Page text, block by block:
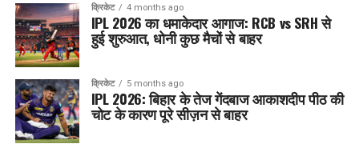
क्रिकेट 4 months ago
IPL 2026 का धमाकेदार आगाज: RCB vs SRH से
हुई शुरुआत, धोनी कुछ मैचों से बाहर
क्रिकेट 5 months ago
IPL 2026: बिहार के तेज गेंदबाज आकाशदीप पीठ की
चोट के कारण पूरे सीज़न से बाहर